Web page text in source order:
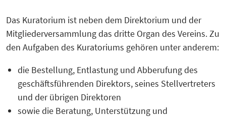
Das Kuratorium ist neben dem Direktorium und der
Mitgliederversammlung das dritte Organ des Vereins. Zu
den Aufgaben des Kuratoriums gehören unter anderem:
die Bestellung, Entlastung und Abberufung des
geschäftsführenden Direktors, seines Stellvertreters
und der übrigen Direktoren
sowie die Beratung, Unterstützung und